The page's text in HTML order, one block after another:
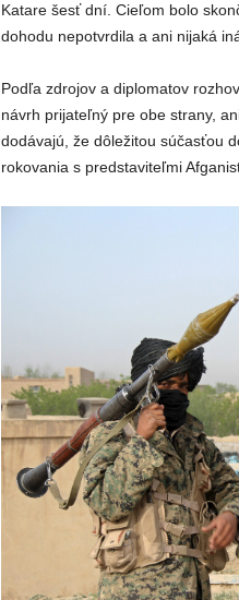
Katare šesť dní. Cieľom bolo
dohodu nepotvrdila a ani nijaká
Podľa zdrojov a diplomatov
návrh prijateľný pre obe strany,
dodávajú, že dôležitou súčasťou
rokovania s predstaviteľmi